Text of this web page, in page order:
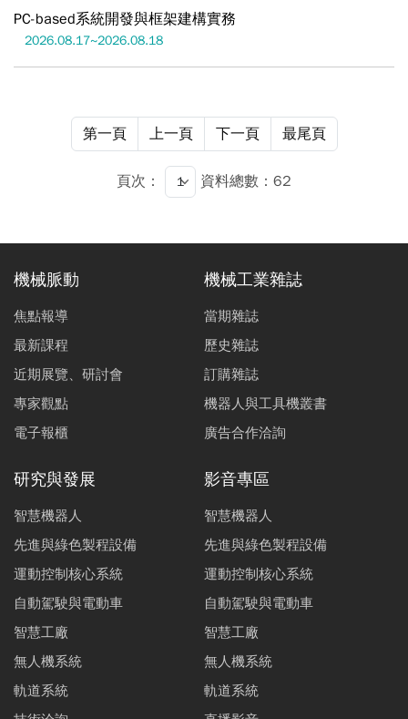
PC-based系統開發與框架建構實務
2026.08.17~2026.08.18
第一頁 上一頁 下一頁 最尾頁
頁次： 資料總數：62
機械脈動
焦點報導
最新課程
近期展覽、研討會
專家觀點
電子報櫃
機械工業雜誌
當期雜誌
歷史雜誌
訂購雜誌
機器人與工具機叢書
廣告合作洽詢
研究與發展
智慧機器人
先進與綠色製程設備
運動控制核心系統
自動駕駛與電動車
智慧工廠
無人機系統
軌道系統
影音專區
智慧機器人
先進與綠色製程設備
運動控制核心系統
自動駕駛與電動車
智慧工廠
無人機系統
軌道系統